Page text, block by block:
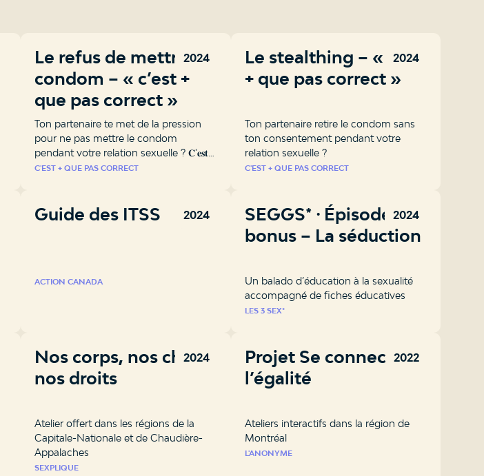
2024
Le refus de mettre un
condom – « c’est +
que pas correct »
Ton partenaire te met de la pression
pour ne pas mettre le condom
pendant votre relation sexuelle ?​ 𝐂'𝐞𝐬𝐭 +
𝐪𝐮𝐞 𝒑𝒂𝒔 𝒄𝒐𝒓𝒓𝒆𝒄𝒕.​ C'est une forme de
C'EST + QUE PAS CORRECT
2024
Le stealthing – « c’est
+ que pas correct »
Ton partenaire retire le condom sans
ton consentement pendant votre
relation sexuelle ?
C'EST + QUE PAS CORRECT
2024
Guide des ITSS
ACTION CANADA
2024
SEGGS* ⸱ Épisode
bonus – La séduction
Un balado d’éducation à la sexualité
accompagné de fiches éducatives
LES 3 SEX*
2024
Nos corps, nos choix,
nos droits
Atelier offert dans les régions de la
Capitale-Nationale et de Chaudière-
Appalaches
SEXPLIQUE
2022
Projet Se connecter à
l’égalité
Ateliers interactifs dans la région de
Montréal
L'ANONYME